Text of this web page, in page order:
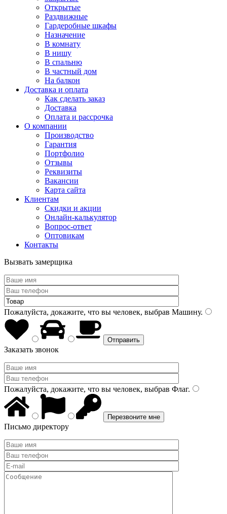
Открытые
Раздвижные
Гардеробные шкафы
Назначение
В комнату
В нишу
В спальню
В частный дом
На балкон
Доставка и оплата
Как сделать заказ
Доставка
Оплата и рассрочка
О компании
Производство
Гарантия
Портфолио
Отзывы
Реквизиты
Вакансии
Карта сайта
Клиентам
Скидки и акции
Онлайн-калькулятор
Вопрос-ответ
Оптовикам
Контакты
Вызвать замерщика
Пожалуйста, докажите, что вы человек, выбрав Машину.
Заказать звонок
Пожалуйста, докажите, что вы человек, выбрав Флаг.
Письмо директору